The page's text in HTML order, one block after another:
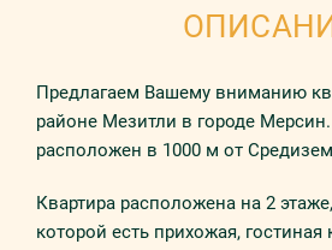
Предлагаем Вашему вниманию
районе Мезитли в городе
расположен в 1000 м от
Квартира расположена на 2
которой есть прихожая, гостиная